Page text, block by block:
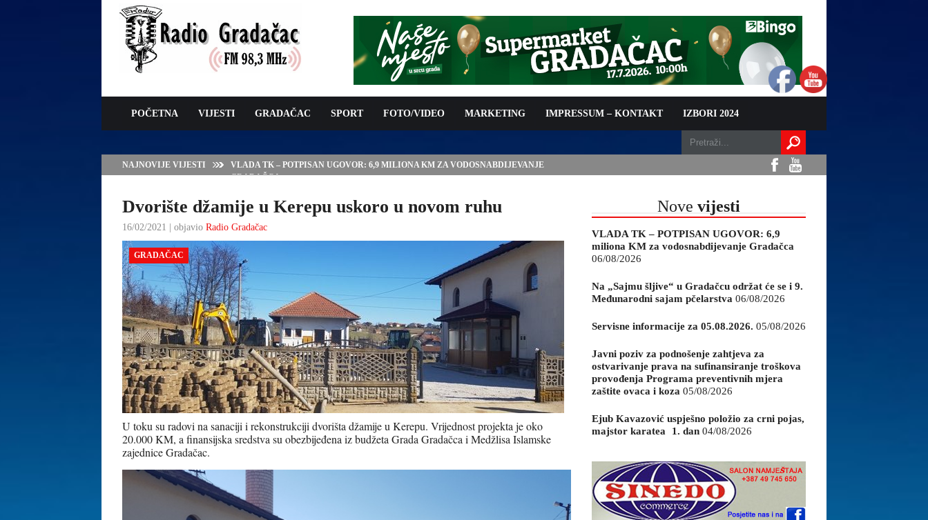
POČETNA VIJESTI GRADAČAC SPORT FOTO/VIDEO MARKETING IMPRESSUM – KONTAKT IZBORI 2024
NAJNOVIJE VIJESTI
VLADA TK – POTPISAN UGOVOR: 6,9 MILIONA KM ZA VODOSNABDIJEVANJE
GRADAČCA
Dvorište džamije u Kerepu uskoro u novom ruhu
16/02/2021 | objavio Radio Gradačac
GRADAČAC
U toku su radovi na sanaciji i rekonstrukciji dvorišta džamije u Kerepu. Vrijednost projekta je oko
20.000 KM, a finansijska sredstva su obezbijeđena iz budžeta Grada Gradačca i Medžlisa Islamske
zajednice Gradačac.
Nove vijesti
VLADA TK – POTPISAN UGOVOR: 6,9
miliona KM za vodosnabdijevanje Gradačca
06/08/2026
Na „Sajmu šljive“ u Gradačcu održat će se i 9.
Međunarodni sajam pčelarstva 06/08/2026
Servisne informacije za 05.08.2026. 05/08/2026
Javni poziv za podnošenje zahtjeva za
ostvarivanje prava na sufinansiranje troškova
provođenja Programa preventivnih mjera
zaštite ovaca i koza 05/08/2026
Ejub Kavazović uspješno položio za crni pojas,
majstor karatea 1. dan 04/08/2026